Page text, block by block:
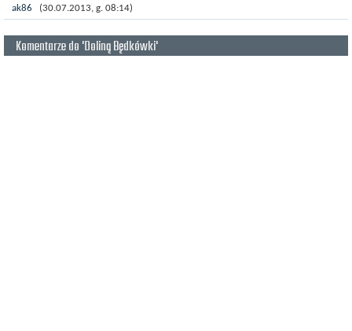
- Pieskowa Skała - Prądnik Korzkiewski - Kraków
ak86 (30.07.2013, g. 08:14)
Komentarze do 'Doliną Będkówki'